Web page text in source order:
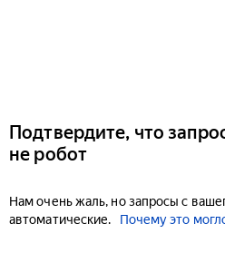
Подтвердите, что
не робот
Нам очень жаль, но запросы с
автоматические.
Почему это